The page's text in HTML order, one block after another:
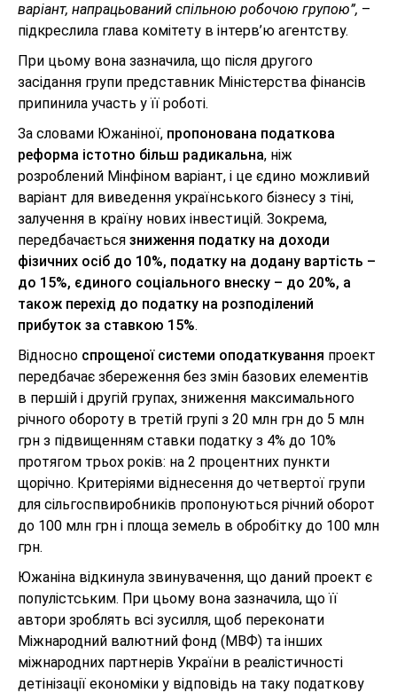
варіант, напрацьований спільною робочою групою”, –
підкреслила глава комітету в інтерв’ю агентству.
При цьому вона зазначила, що після другого
засідання групи представник Міністерства фінансів
припинила участь у її роботі.
За словами Южаніної, пропонована податкова
реформа істотно більш радикальна, ніж
розроблений Мінфіном варіант, і це єдино можливий
варіант для виведення українського бізнесу з тіні,
залучення в країну нових інвестицій. Зокрема,
передбачається зниження податку на доходи
фізичних осіб до 10%, податку на додану вартість –
до 15%, єдиного соціального внеску – до 20%, а
також перехід до податку на розподілений
прибуток за ставкою 15%.
Відносно спрощеної системи оподаткування проект
передбачає збереження без змін базових елементів
в першій і другій групах, зниження максимального
річного обороту в третій групі з 20 млн грн до 5 млн
грн з підвищенням ставки податку з 4% до 10%
протягом трьох років: на 2 процентних пункти
щорічно. Критеріями віднесення до четвертої групи
для сільгоспвиробників пропонуються річний оборот
до 100 млн грн і площа земель в обробітку до 100 млн
грн.
Южаніна відкинула звинувачення, що даний проект є
популістським. При цьому вона зазначила, що її
автори зроблять всі зусилля, щоб переконати
Міжнародний валютний фонд (МВФ) та інших
міжнародних партнерів України в реалістичності
детінізації економіки у відповідь на таку податкову